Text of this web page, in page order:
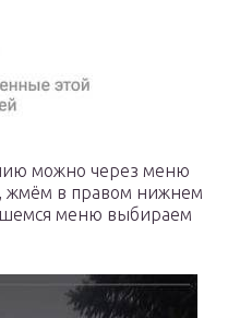
можно через меню
жмём в правом нижнем
меню выбираем